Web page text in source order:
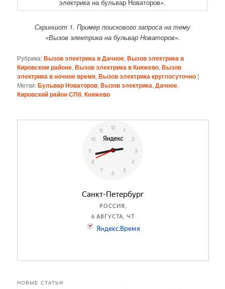
Скриншот 1. Пример поискового запроса на тему
«Вызов электрика на бульвар Новаторов».
Рубрика:Вызов электрика в Дачное,Вызов электрика в
Кировском районе,Вызов электрика в Княжево,Вызов
электрика в ночное время,Вызов электрика круглосуточно |
Метки:Бульвар Новаторов,Вызов электрика,Дачное,
Кировский район СПб,Княжево
НОВЫЕ СТАТЬИ